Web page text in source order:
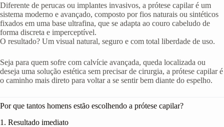
Diferente de perucas ou implantes invasivos, a prótese capilar é um
sistema moderno e avançado, composto por fios naturais ou sintéticos
fixados em uma base ultrafina, que se adapta ao couro cabeludo de
forma discreta e imperceptível.
O resultado? Um visual natural, seguro e com total liberdade de uso.
Seja para quem sofre com calvície avançada, queda localizada ou
deseja uma solução estética sem precisar de cirurgia, a prótese capilar é
o caminho mais direto para voltar a se sentir bem diante do espelho.
Por que tantos homens estão escolhendo a prótese capilar?
1. Resultado imediato